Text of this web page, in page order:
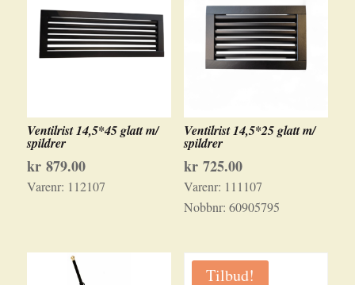
Ventilrist 14,5*45 glatt m/
spildrer
kr879.00
Varenr: 112107
Ventilrist 14,5*25 glatt m/
spildrer
kr725.00
Varenr: 111107
Nobbnr: 60905795
Tilbud!